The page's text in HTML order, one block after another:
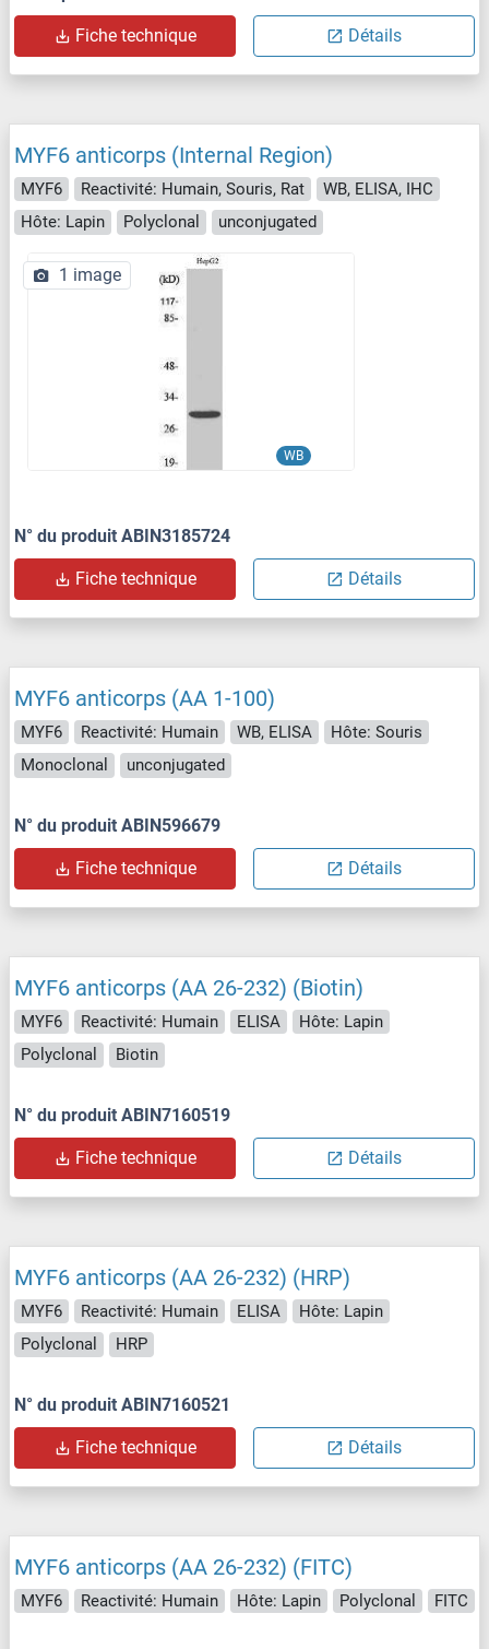
Fiche technique Détails
MYF6 anticorps (Internal Region)
MYF6 Reactivité: Humain, Souris, Rat
WB, ELISA, IHC
Hôte: Lapin
Polyclonal unconjugated
WB
1 image
N° du produit ABIN3185724
Fiche technique Détails
MYF6 anticorps (AA 1-100)
MYF6 Reactivité: Humain WB, ELISA
Hôte: Souris
Monoclonal
unconjugated
N° du produit ABIN596679
Fiche technique Détails
MYF6 anticorps (AA 26-232) (Biotin)
MYF6 Reactivité: Humain ELISA
Hôte: Lapin
Polyclonal
Biotin
N° du produit ABIN7160519
Fiche technique Détails
MYF6 anticorps (AA 26-232) (HRP)
MYF6 Reactivité: Humain ELISA
Hôte: Lapin
Polyclonal
HRP
N° du produit ABIN7160521
Fiche technique Détails
MYF6 anticorps (AA 26-232) (FITC)
MYF6 Reactivité: Humain Hôte: Lapin Polyclonal FITC